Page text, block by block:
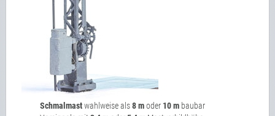
Schmalmastwahlweise als8 moder 10 m baubar